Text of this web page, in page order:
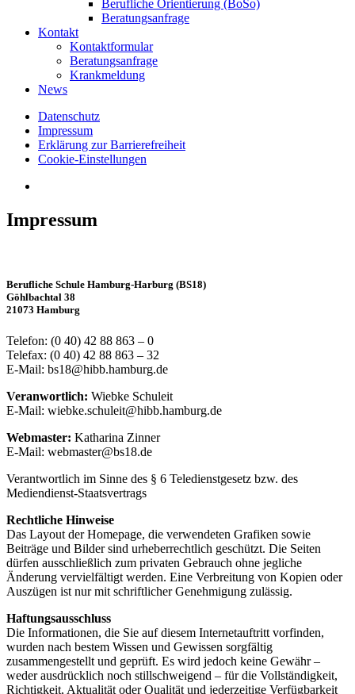
Berufliche Orientierung (BoSo)
Beratungsanfrage
Kontakt
Kontaktformular
Beratungsanfrage
Krankmeldung
News
Datenschutz
Impressum
Erklärung zur Barrierefreiheit
Cookie-Einstellungen
Impressum
Berufliche Schule Hamburg-Harburg (BS18)
Göhlbachtal 38
21073 Hamburg
Telefon: (0 40) 42 88 863 – 0
Telefax: (0 40) 42 88 863 – 32
E-Mail: bs18@hibb.hamburg.de
Veranwortlich: Wiebke Schuleit
E-Mail: wiebke.schuleit@hibb.hamburg.de
Webmaster: Katharina Zinner
E-Mail: webmaster@bs18.de
Verantwortlich im Sinne des § 6 Teledienstgesetz bzw. des
Mediendienst-Staatsvertrags
Rechtliche Hinweise
Das Layout der Homepage, die verwendeten Grafiken sowie
Beiträge und Bilder sind urheberrechtlich geschützt. Die Seiten
dürfen ausschließlich zum privaten Gebrauch ohne jegliche
Änderung vervielfältigt werden. Eine Verbreitung von Kopien oder
Auszügen ist nur mit schriftlicher Genehmigung zulässig.
Haftungsausschluss
Die Informationen, die Sie auf diesem Internetauftritt vorfinden,
wurden nach bestem Wissen und Gewissen sorgfältig
zusammengestellt und geprüft. Es wird jedoch keine Gewähr –
weder ausdrücklich noch stillschweigend – für die Vollständigkeit,
Richtigkeit, Aktualität oder Qualität und jederzeitige Verfügbarkeit